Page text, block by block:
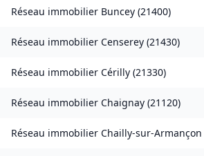
Réseau immobilier Buncey (21400)
Réseau immobilier Censerey (21430)
Réseau immobilier Cérilly (21330)
Réseau immobilier Chaignay (21120)
Réseau immobilier Chailly-sur-Armançon